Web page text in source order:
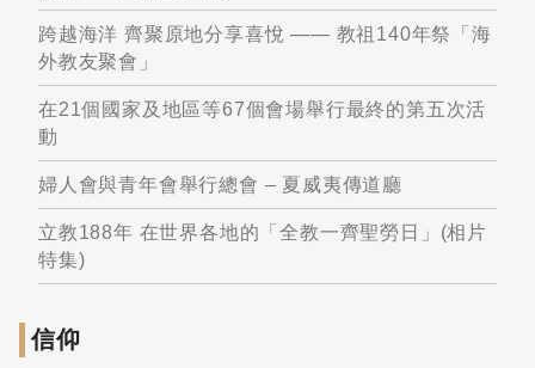
跨越海洋 齊聚原地分享喜悅 —— 教祖140年祭「海
外教友聚會」
在21個國家及地區等67個會場舉行最終的第五次活
動
婦人會與青年會舉行總會 – 夏威夷傳道廳
立教188年 在世界各地的「全教一齊聖勞日」(相片
特集)
信仰